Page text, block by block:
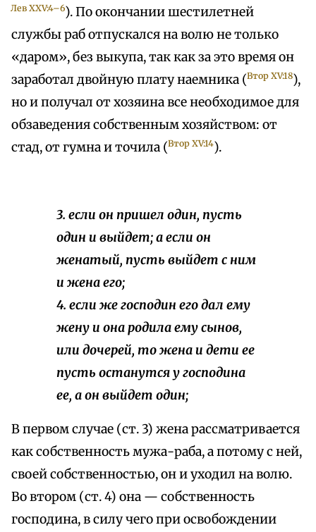
Лев XXV:4–6). По окончании шестилетней
службы раб отпускался на волю не только
«даром», без выкупа, так как за это время он
заработал двойную плату наемника (Втор XV:18),
но и получал от хозяина все необходимое для
обзаведения собственным хозяйством: от
стад, от гумна и точила (Втор XV:14).
3. если он пришел один, пусть
один и выйдет; а если он
женатый, пусть выйдет с ним
и жена его;
4. если же господин его дал ему
жену и она родила ему сынов,
или дочерей, то жена и дети ее
пусть останутся у господина
ее, а он выйдет один;
В первом случае (ст. 3) жена рассматривается
как собственность мужа-раба, а потому с ней,
своей собственностью, он и уходил на волю.
Во втором (ст. 4) она — собственность
господина, в силу чего при освобождении